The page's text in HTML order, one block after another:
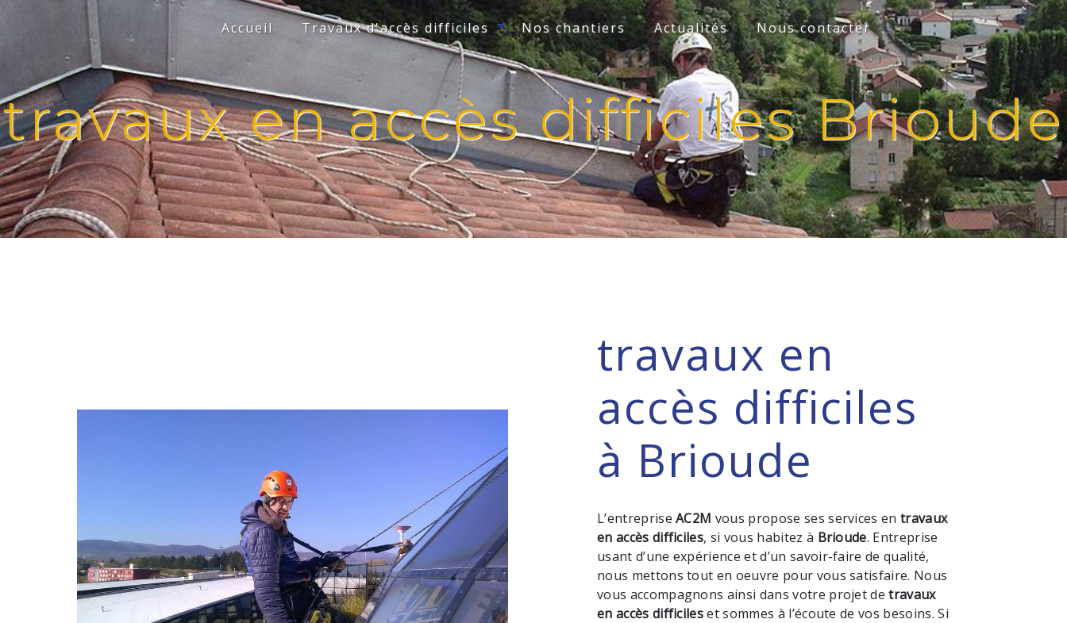
Accueil Travaux d'accès difficiles Nos chantiers Actualités Nous contacter
travaux en accès difficiles Brioude
travaux en
accès difficiles
à Brioude
L’entrepriseAC2M vous propose ses services entravaux
en accès difficiles, si vous habitez à Brioude. Entreprise
usant d’une expérience et d’un savoir-faire de qualité,
nous mettons tout en oeuvre pour vous satisfaire. Nous
vous accompagnons ainsi dans votre projet detravaux
en accès difficileset sommes à l’écoute de vos besoins. Si
Panneau de gestion des cookies